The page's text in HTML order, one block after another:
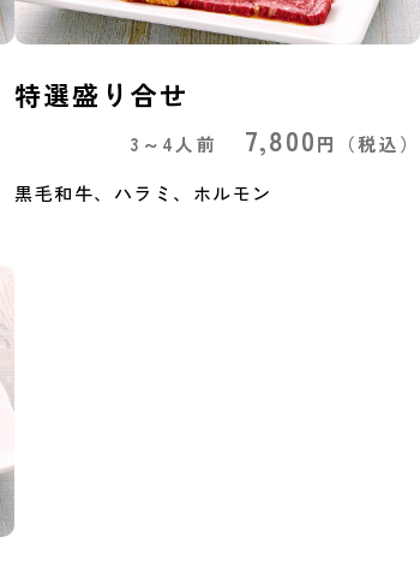
特選盛り合せ
3～4人前 7,800円
（税込）
黒毛和牛、ハラミ、ホルモン